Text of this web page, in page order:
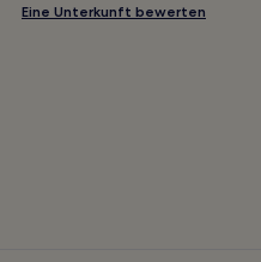
Eine Unterkunft bewerten